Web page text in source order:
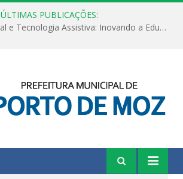
ÚLTIMAS PUBLICAÇÕES:
Inteligência Artificial e Tecnologia Assistiva: Inovando a Educação Especial e Inclusiva